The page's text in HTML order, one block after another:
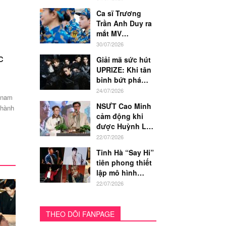
Single “I Want U” – GUrbane khẳng định
sức hút R&B...
BAN BIÊN TẬP -27/06/2026
chính thức cho ra mắt sản phẩm âm nhạc thứ hai của
mìnhmang...
Ca sĩ Trương
Trần Anh Duy ra
mắt MV
“Nguyện”: Bản...
30/07/2026
Giải mã sức hút
UPRIZE: Khi tân
binh bứt phá
bằng...
24/07/2026
NSƯT Cao Minh
cảm động khi
được Huỳnh Lập
“tặng nhà”,...
22/07/2026
Tinh Hà “Say Hi”
tiên phong thiết
lập mô hình
hợp...
22/07/2026
THEO DÕI FANPAGE